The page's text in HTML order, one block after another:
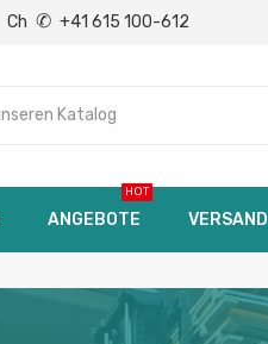
Ch ✆ +41 615 100-612
ANGEBOTE
HOT
VERSAND